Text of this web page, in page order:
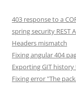
403 response to a
spring security REST
Headers mismatch
Fixing angular 404
Exporting GIT history
Fixing error "The